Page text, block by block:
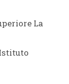
La
Istituto